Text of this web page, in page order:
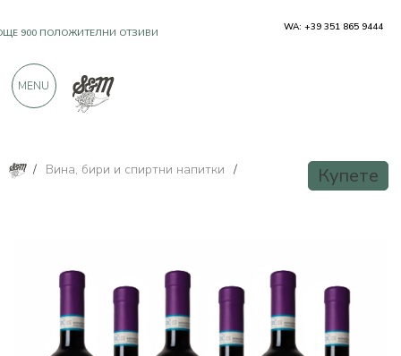
/ Вина, бири и спиртни напитки / Купете
900 ПОЛОЖИТЕЛНИ ОТЗИВИ WA: +39 351 865 9444
MENU